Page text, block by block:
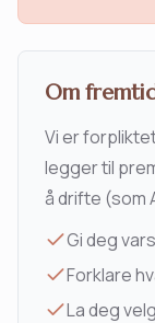
Om
Vi er
legger til
å drifte (som
Gi deg
Forklare
La deg